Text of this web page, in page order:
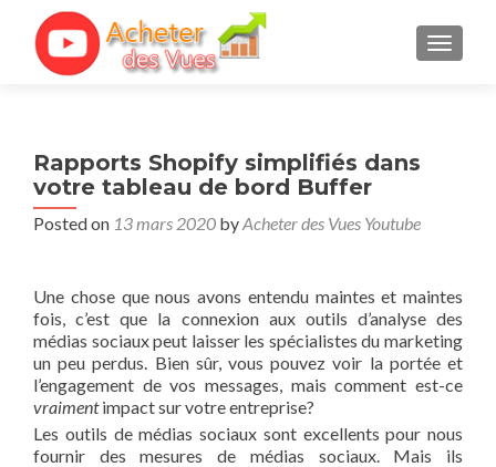
Rapports Shopify simplifiés dans
votre tableau de bord Buffer
Posted on 13 mars 2020 byAcheter des Vues Youtube
Une chose que nous avons entendu maintes et maintes
fois, c’est que la connexion aux outils d’analyse des
médias sociaux peut laisser les spécialistes du marketing
un peu perdus. Bien sûr, vous pouvez voir la portée et
l’engagement de vos messages, mais comment est-ce
vraimentimpact sur votre entreprise?
Les outils de médias sociaux sont excellents pour nous
fournir des mesures de médias sociaux. Mais ils